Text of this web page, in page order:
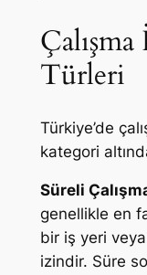
Türleri
Türkiye’de
kategori
Süreli
genellikle en
bir iş yeri
izindir. Süre